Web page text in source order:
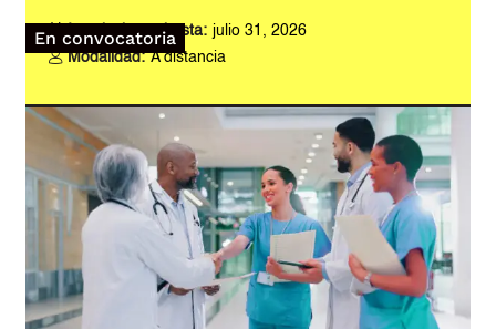
En convocatoria
Inscripciones hasta: julio 31, 2026
Modalidad: A distancia